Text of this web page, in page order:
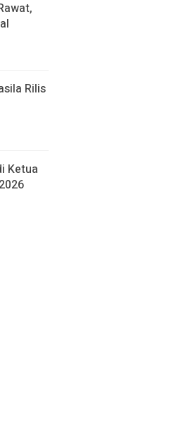
Rilis
Ketua